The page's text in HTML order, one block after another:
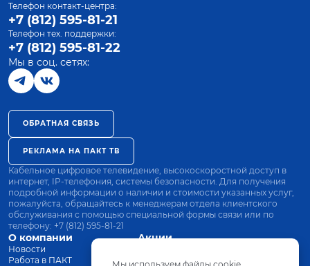
О компании
Новости
Работа в ПАКТ
Акции
Оплата
Телефон контакт-центра:
+7 (812) 595-81-21
Телефон тех. поддержки:
+7 (812) 595-81-22
Мы в соц. сетях:
ОБРАТНАЯ СВЯЗЬ
РЕКЛАМА НА ПАКТ ТВ
Кабельное цифровое телевидение, высокоскоростной доступ в
интернет, IP-телефония, системы безопасности. Для получения
подробной информации о наличии и стоимости указанных услуг,
пожалуйста, обращайтесь к менеджерам отдела клиентского
обслуживания с помощью специальной формы связи или по
телефону: +7 (812) 595-81-21